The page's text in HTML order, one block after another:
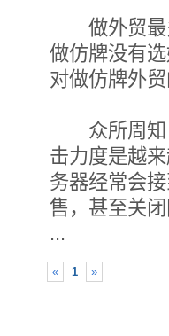
做外贸最
做仿牌没有
对做仿牌外贸
众所周知
击力度是越
务器经常会
售，甚至关
...
« 1 »